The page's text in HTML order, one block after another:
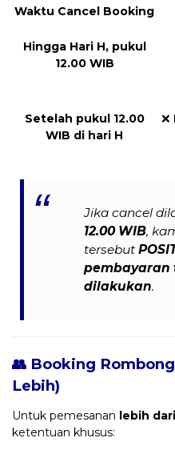
Waktu Cancel Booking
Hingga Hari H, pukul
12.00 WIB
Setelah pukul 12.00
WIB di hari H
❌
Jika cancel
12.00 WIB,
tersebut
dilakukan.
👥 Booking
Lebih)
Untuk pemesanan lebih
ketentuan khusus: